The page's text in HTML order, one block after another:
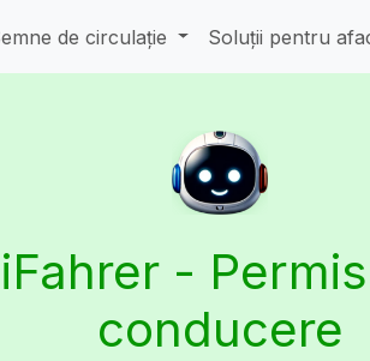
de circulație Soluții pentru
iFahrer -
conducere